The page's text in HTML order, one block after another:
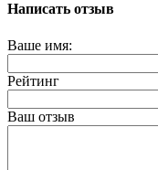
Написать отзыв
Ваше имя:
Рейтинг
Ваш отзыв